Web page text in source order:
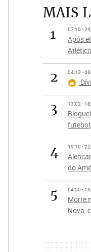
MAIS
1
07:10 -
Após
2 04:13 -
3 13:02 -
4 19:10 -
do
5 04:00 -
Morre
Nova,